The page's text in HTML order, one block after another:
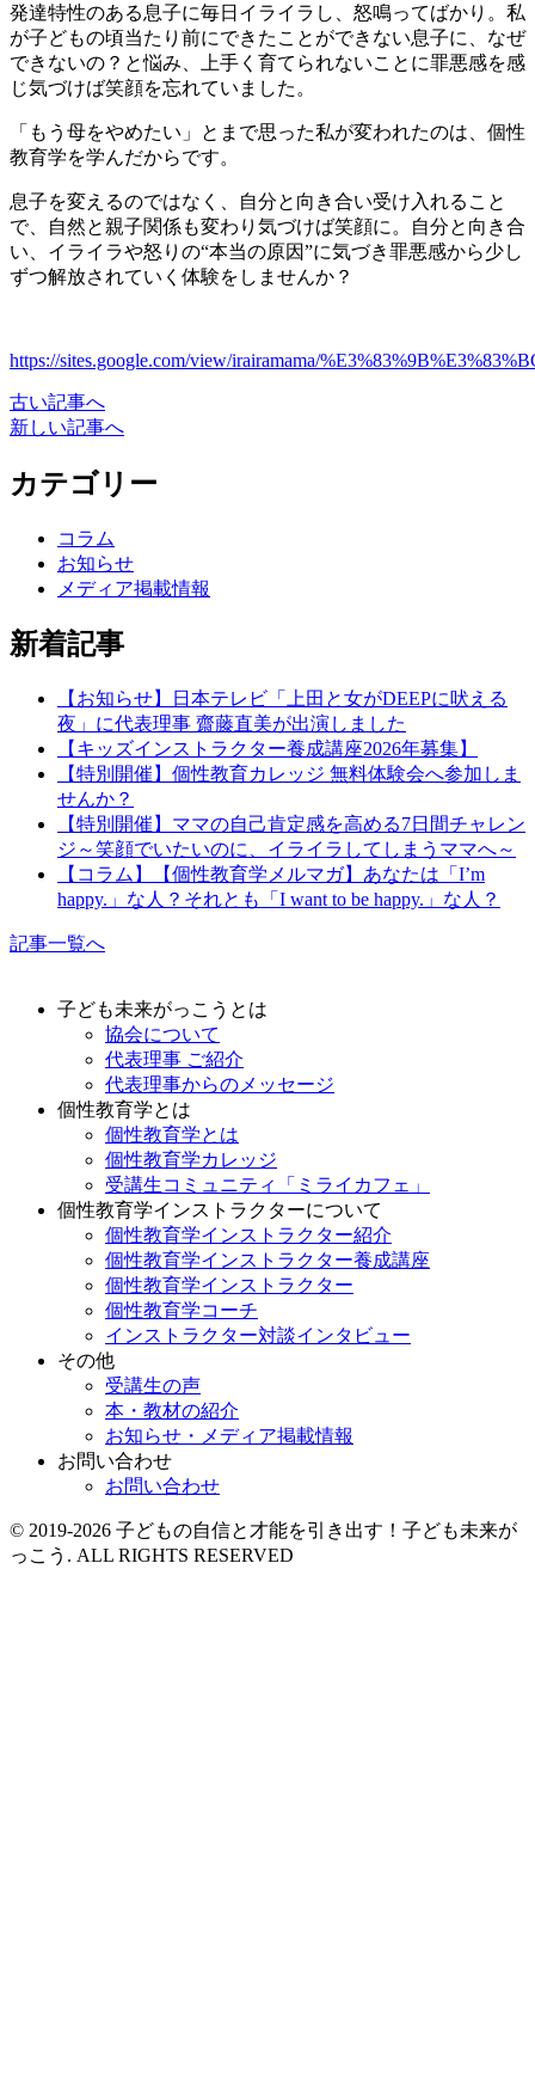
発達特性のある息子に毎日イライラし、怒鳴ってばかり。私
が子どもの頃当たり前にできたことができない息子に、なぜ
できないの？と悩み、上手く育てられないことに罪悪感を感
じ気づけば笑顔を忘れていました。
「もう母をやめたい」とまで思った私が変われたのは、個性
教育学を学んだからです。
息子を変えるのではなく、自分と向き合い受け入れること
で、自然と親子関係も変わり気づけば笑顔に。自分と向き合
い、イライラや怒りの“本当の原因”に気づき罪悪感から少し
ずつ解放されていく体験をしませんか？
https://sites.google.com/view/irairamama/
投
稿
ナ
シ
古い記事へ
新しい記事へ
カテゴリー
コラム
お知らせ
メディア掲載情報
新着記事
【お知らせ】日本テレビ「上田と女がDEEPに吠える
夜」に代表理事 齋藤直美が出演しました
【キッズインストラクター養成講座2026年募集】
【特別開催】個性教育カレッジ 無料体験会へ参加しま
せんか？
【特別開催】ママの自己肯定感を高める7日間チャレン
ジ～笑顔でいたいのに、イライラしてしまうママへ～
【コラム】【個性教育学メルマガ】あなたは「I’m
happy.」な人？それとも「I want to be happy.」な人？
記事一覧へ
子ども未来がっこうとは
協会について
代表理事 ご紹介
代表理事からのメッセージ
個性教育学とは
個性教育学とは
個性教育学カレッジ
受講生コミュニティ「ミライカフェ」
個性教育学インストラクターについて
個性教育学インストラクター紹介
個性教育学インストラクター養成講座
個性教育学インストラクター
個性教育学コーチ
インストラクター対談インタビュー
その他
受講生の声
本・教材の紹介
お知らせ・メディア掲載情報
お問い合わせ
お問い合わせ
© 2019-2026 子どもの自信と才能を引き出す！子ども未来が
っこう. ALL RIGHTS RESERVED